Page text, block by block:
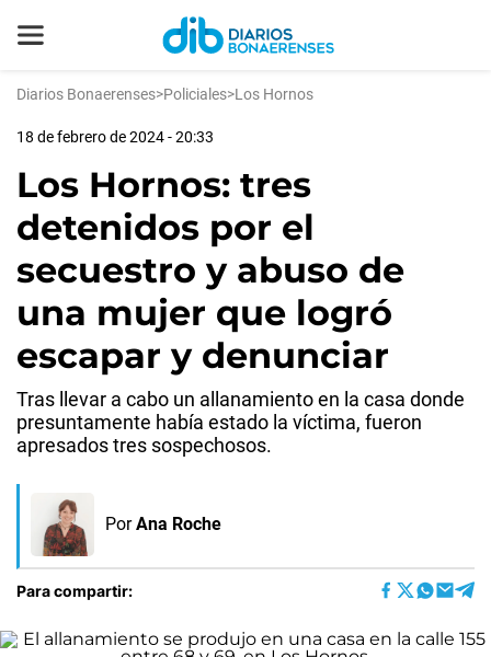
Diarios Bonaerenses>Policiales>Los Hornos
18 de febrero de 2024 - 20:33
Los Hornos: tres
detenidos por el
secuestro y abuso de
una mujer que logró
escapar y denunciar
Tras llevar a cabo un allanamiento en la casa donde
presuntamente había estado la víctima, fueron
apresados tres sospechosos.
Por Ana Roche
Para compartir: